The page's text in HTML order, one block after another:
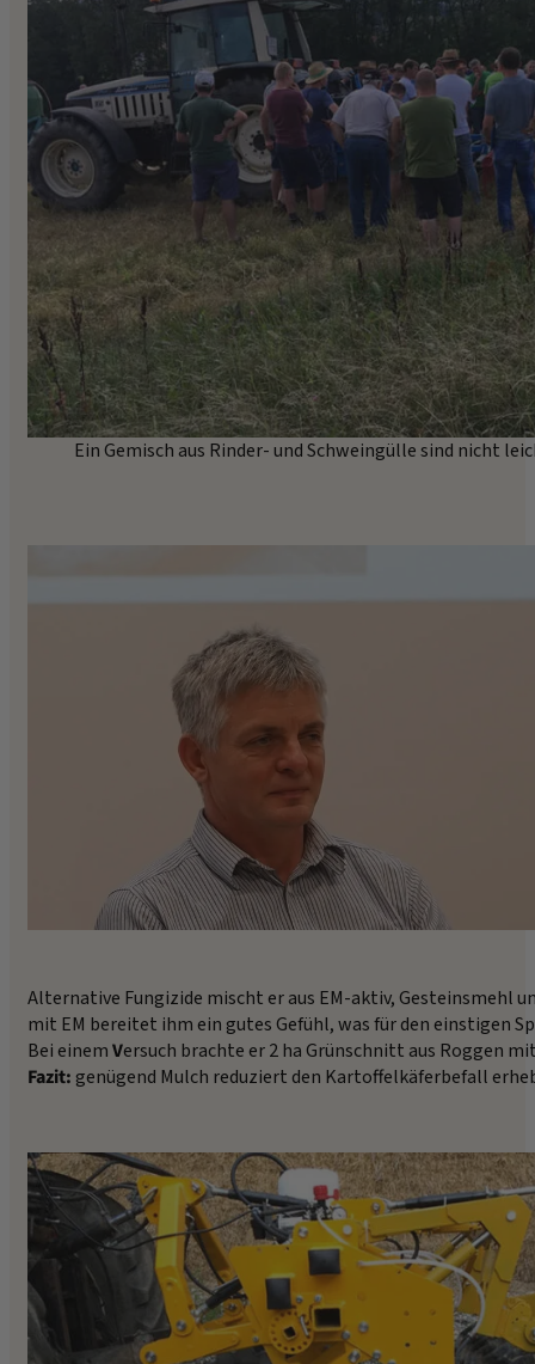
Ein Gemisch aus Rinder- und Schweingülle sind nicht
Alternative Fungizide mischt er aus EM-aktiv, Gesteinsmehl
mit EM bereitet ihm ein gutes Gefühl, was für den einstigen
Bei einemVersuch brachte er 2 ha Grünschnitt aus Roggen
Fazit: genügend Mulch reduziert den Kartoffelkäferbefall